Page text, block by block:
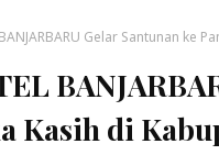
Gelar Santunan ke
Kasih di